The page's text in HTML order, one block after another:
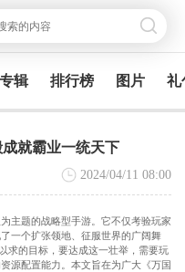
专辑 排行榜 图片 礼
就霸业一统天下
2024/04/11 08:00
主题的战略型手游。它不仅考验玩家
一个扩张领地、征服世界的广阔舞
求的目标，要达成这一壮举，需要玩
源配置能力。本文旨在为广大《万国